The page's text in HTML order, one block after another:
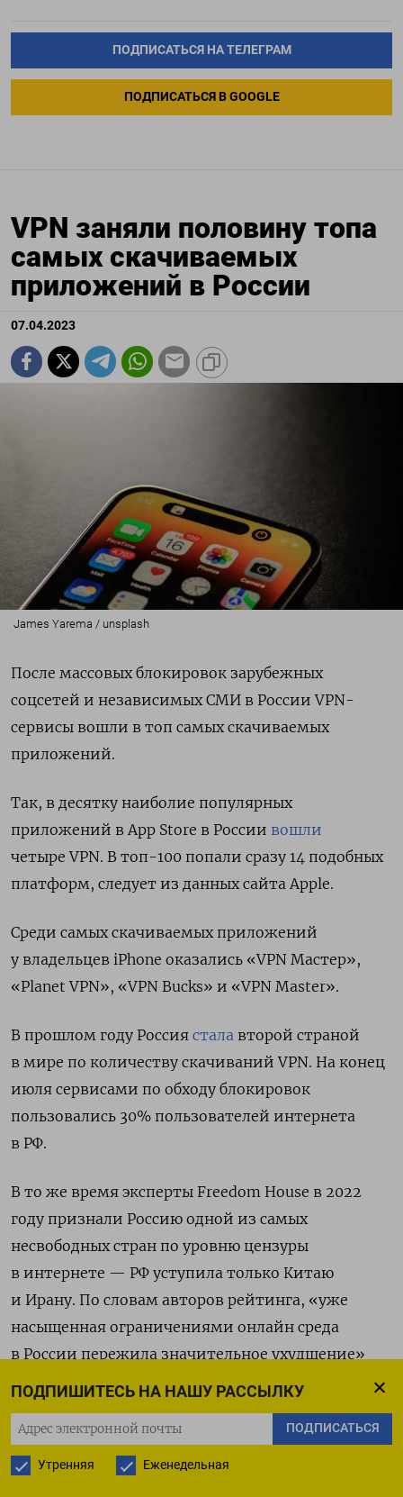
ПОДПИШИТЕСЬ НА НАШУ РАССЫЛКУ
ПОДПИСАТЬСЯ
Утренняя Еженедельная
ПОДПИСАТЬСЯ НА ТЕЛЕГРАМ
ПОДПИСАТЬСЯ В GOOGLE
VPN заняли половину топа
самых скачиваемых
приложений в России
07.04.2023
James Yarema / unsplash
После массовых блокировок зарубежных
соцсетей и независимых СМИ в России VPN-
сервисы вошли в топ самых скачиваемых
приложений.
Так, в десятку наиболие популярных
приложений в App Store в России вошли
четыре VPN. В топ-100 попали сразу 14 подобных
платформ, следует из данных сайта Apple.
Среди самых скачиваемых приложений
у владельцев iPhone оказались «VPN Мастер»,
«Planet VPN», «VPN Bucks» и «VPN Master».
В прошлом году Россия стала второй страной
в мире по количеству скачиваний VPN. На конец
июля сервисами по обходу блокировок
пользовались 30% пользователей интернета
в РФ.
В то же время эксперты Freedom House в 2022
году признали Россию одной из самых
несвободных стран по уровню цензуры
в интернете — РФ уступила только Китаю
и Ирану. По словам авторов рейтинга, «уже
насыщенная ограничениями онлайн среда
в России пережила значительное ухудшение»
Так, в прошлом году российские власти
заблокировали крупнейшие мировые соцсети